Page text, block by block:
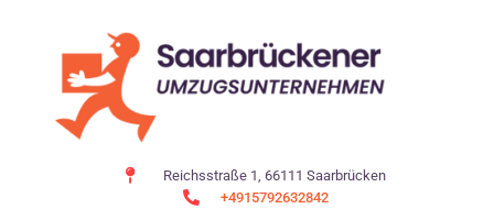
Reichsstraße 1, 66111 Saarbrücken
+4915792632842